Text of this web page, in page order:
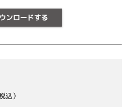
ンロードする
込）